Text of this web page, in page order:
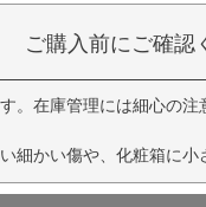
ご購入前にご確認
。在庫管理には細心の
細かい傷や、化粧箱に小